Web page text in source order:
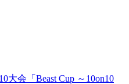
大会「Beast Cup ～10on10